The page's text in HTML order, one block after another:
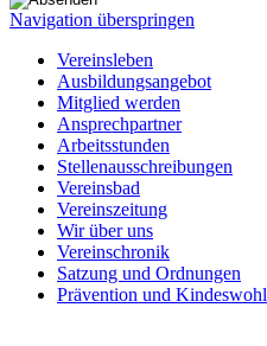
Navigation überspringen
Vereinsleben
Ausbildungsangebot
Mitglied werden
Ansprechpartner
Arbeitsstunden
Stellenausschreibungen
Vereinsbad
Vereinszeitung
Wir über uns
Vereinschronik
Satzung und Ordnungen
Prävention und Kindeswohl